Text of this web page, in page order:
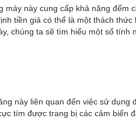
này cung cấp khả năng đếm
tiền giả có thể là một thách
chúng ta sẽ tìm hiểu một số tính
này liên quan đến việc sử dụng
tím được trang bị các cảm biến